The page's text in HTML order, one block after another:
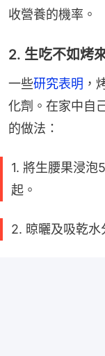
收營養的機率。
2. 生吃不如烤
一些研究表明 ，
化劑。在家中自
的做法：
1. 將生腰果浸泡
起。
2. 晾曬及吸乾水